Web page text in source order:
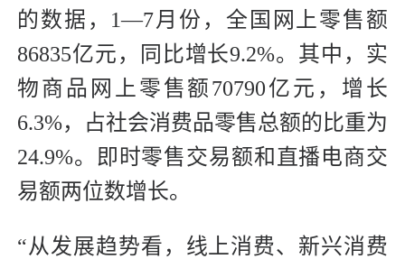
的数据，1—7月份，全国网上零售额
86835亿元，同比增长9.2%。其中，实
物商品网上零售额70790亿元，增长
6.3%，占社会消费品零售总额的比重为
24.9%。即时零售交易额和直播电商交
易额两位数增长。
“从发展趋势看，线上消费、新兴消费